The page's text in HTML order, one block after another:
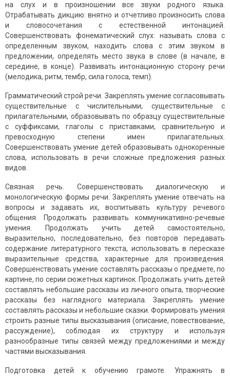
на слух и в произношении все звуки родного языка.
Отрабатывать дикцию: внятно и отчетливо произносить слова
и словосочетания с естественной интонацией.
Совершенствовать фонематический слух: называть слова с
определенным звуком, находить слова с этим звуком в
предложении, определять место звука в слове (в начале, в
середине, в конце). Развивать интонационную сторону речи
(мелодика, ритм, тембр, сила голоса, темп).
Грамматический строй речи. Закреплять умение согласовывать
существительные с числительными, существительные с
прилагательными, образовывать по образцу существительные
с суффиксами, глаголы с приставками, сравнительную и
превосходную степени имен прилагательных.
Совершенствовать умение детей образовывать однокоренные
слова, использовать в речи сложные предложения разных
видов.
Связная речь. Совершенствовать диалогическую и
монологическую формы речи. Закреплять умение отвечать на
вопросы и задавать их, воспитывать культуру речевого
общения. Продолжать развивать коммуникативно-речевые
умения. Продолжать учить детей самостоятельно,
выразительно, последовательно, без повторов передавать
содержание литературного текста, использовать в пересказе
выразительные средства, характерные для произведения.
Совершенствовать умение составлять рассказы о предмете, по
картине, по серии сюжетных картинок. Продолжать учить детей
составлять небольшие рассказы из личного опыта, творческие
рассказы без наглядного материала. Закреплять умение
составлять рассказы и небольшие сказки. Формировать умения
строить разные типы высказывания (описание, повествование,
рассуждение), соблюдая их структуру и используя
разнообразные типы связей между предложениями и между
частями высказывания.
Подготовка детей к обучению грамоте. Упражнять в